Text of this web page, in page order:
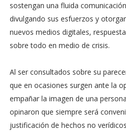
sostengan una fluida
divulgando sus esfuerzos y
nuevos medios digitales,
sobre todo en medio de crisis.
Al ser consultados sobre su
que en ocasiones surgen ante la
empañar la imagen de una
opinaron que siempre será
justificación de hechos no